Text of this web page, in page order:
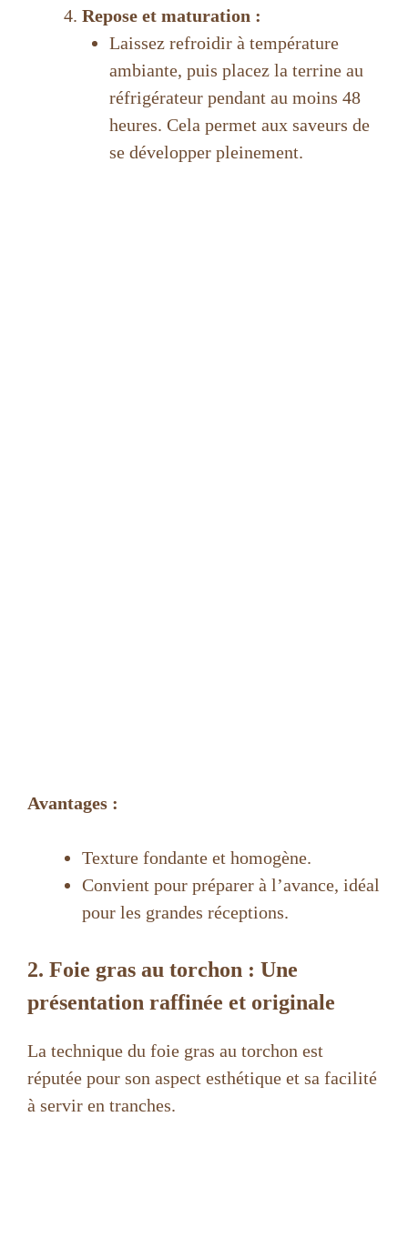
Repose et maturation :
Laissez refroidir à température
ambiante, puis placez la terrine au
réfrigérateur pendant au moins 48
heures. Cela permet aux saveurs de
se développer pleinement.
Avantages :
Texture fondante et homogène.
Convient pour préparer à l’avance, idéal
pour les grandes réceptions.
2. Foie gras au torchon : Une
présentation raffinée et originale
La technique du foie gras au torchon est
réputée pour son aspect esthétique et sa facilité
à servir en tranches.